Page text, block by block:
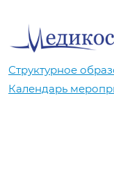
Структурное
Календарь